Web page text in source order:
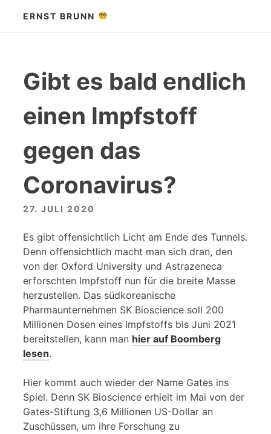
InhaltERNST BRUNN
Gibt es bald endlich
einen Impfstoff
gegen das
Coronavirus?
27. JULI 2020
Es gibt offensichtlich Licht am Ende des Tunnels.
Denn offensichtlich macht man sich dran, den
von der Oxford University und Astrazeneca
erforschten Impfstoff nun für die breite Masse
herzustellen. Das südkoreanische
Pharmaunternehmen SK Bioscience soll 200
Millionen Dosen eines Impfstoffs bis Juni 2021
bereitstellen, kann man hier auf Boomberg
lesen.
Hier kommt auch wieder der Name Gates ins
Spiel. Denn SK Bioscience erhielt im Mai von der
Gates-Stiftung 3,6 Millionen US-Dollar an
Zuschüssen, um ihre Forschung zu